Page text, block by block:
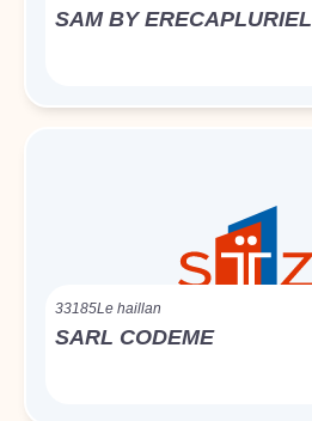
SAM BY ERECAPLURIEL
33185Le haillan
SARL CODEME